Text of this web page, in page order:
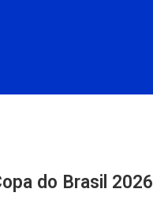
do Brasil 2026